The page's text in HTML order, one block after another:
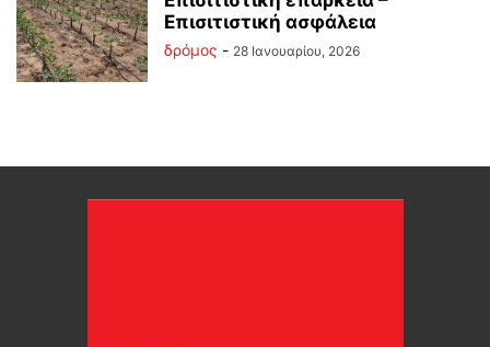
Επισιτιστική ασφάλεια
δρόμος - 28 Ιανουαρίου, 2026